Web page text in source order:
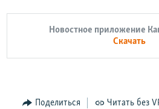
Новостное приложение
Скачать
Поделиться Читать без